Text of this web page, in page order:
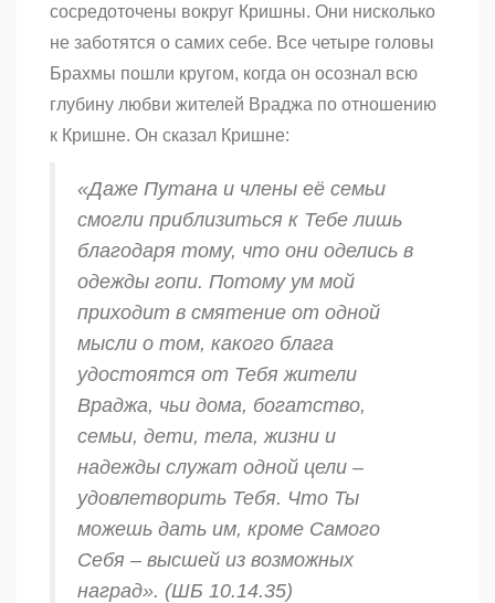
сосредоточены вокруг Кришны. Они нисколько
не заботятся о самих себе. Все четыре головы
Брахмы пошли кругом, когда он осознал всю
глубину любви жителей Враджа по отношению
к Кришне. Он сказал Кришне:
«Даже Путана и члены её семьи
смогли приблизиться к Тебе лишь
благодаря тому, что они оделись в
одежды гопи. Потому ум мой
приходит в смятение от одной
мысли о том, какого блага
удостоятся от Тебя жители
Враджа, чьи дома, богатство,
семьи, дети, тела, жизни и
надежды служат одной цели –
удовлетворить Тебя. Что Ты
можешь дать им, кроме Самого
Себя – высшей из возможных
наград». (ШБ 10.14.35)